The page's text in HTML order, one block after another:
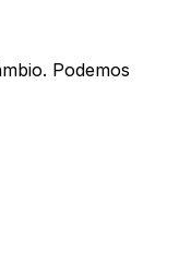
Podemos